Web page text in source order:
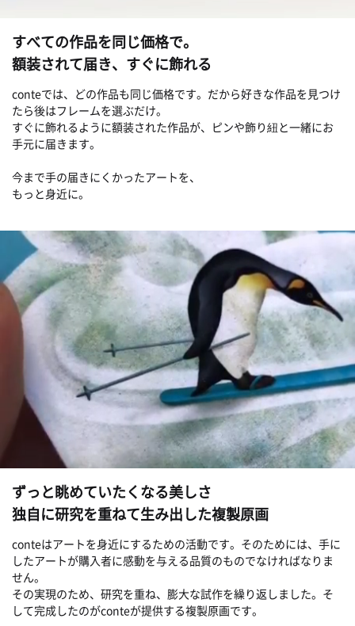
すべての作品を同じ価格で。
額装されて届き、すぐに飾れる
conteでは、どの作品も同じ価格です。だから好きな作品を見つけ
たら後はフレームを選ぶだけ。
すぐに飾れるように額装された作品が、ピンや飾り紐と一緒にお
手元に届きます。
今まで手の届きにくかったアートを、
もっと身近に。
ずっと眺めていたくなる美しさ
独自に研究を重ねて生み出した複製原画
conteはアートを身近にするための活動です。そのためには、手に
したアートが購入者に感動を与える品質のものでなければなりま
せん。
その実現のため、研究を重ね、膨大な試作を繰り返しました。そ
して完成したのがconteが提供する複製原画です。